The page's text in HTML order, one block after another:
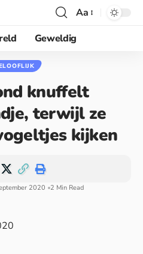
Aa
Geweldig
knuffelt
terwijl ze
kijken
2020 2 Min Read